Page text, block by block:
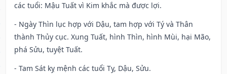
các tuổi: Mậu Tuất vì Kim khắc mà được lợi.
- Ngày Thìn lục hợp với Dậu, tam hợp với Tý và Thân
thành Thủy cục. Xung Tuất, hình Thìn, hình Mùi, hại Mão,
phá Sửu, tuyệt Tuất.
- Tam Sát kỵ mệnh các tuổi Tỵ, Dậu, Sửu.